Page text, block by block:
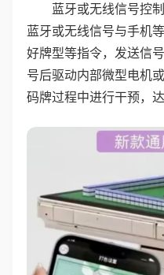
蓝牙或无线信号控
蓝牙或无线信号与手机
好牌型等指令，发送信
号后驱动内部微型电机
码牌过程中进行干预，达